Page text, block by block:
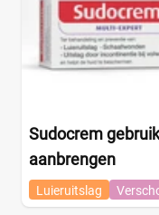
Sudocrem
aanbrengen
Luieruitslag